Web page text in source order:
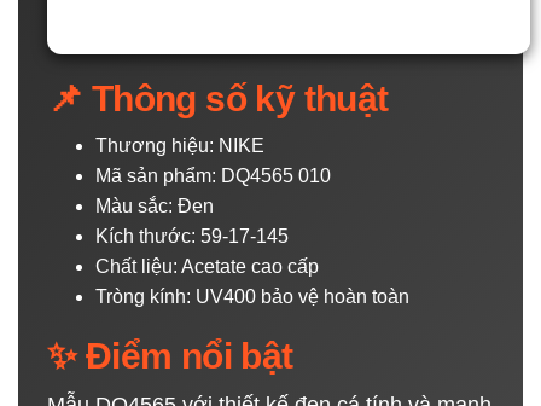
📌 Thông số kỹ thuật
Thương hiệu: NIKE
Mã sản phẩm: DQ4565 010
Màu sắc: Đen
Kích thước: 59-17-145
Chất liệu: Acetate cao cấp
Tròng kính: UV400 bảo vệ hoàn toàn
✨ Điểm nổi bật